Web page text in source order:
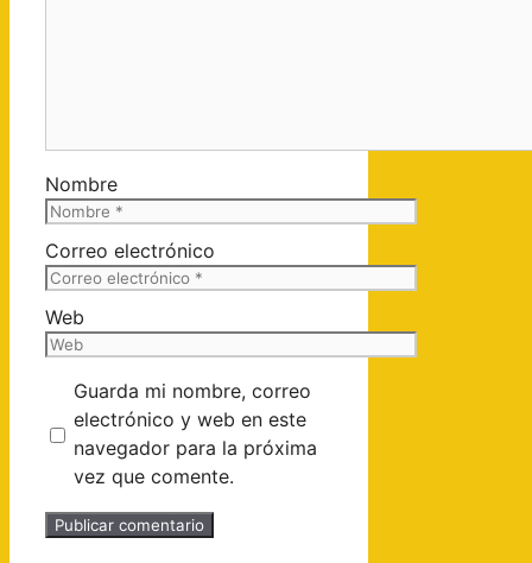
Nombre
Correo electrónico
Web
Guarda mi nombre, correo
electrónico y web en este
navegador para la próxima
vez que comente.